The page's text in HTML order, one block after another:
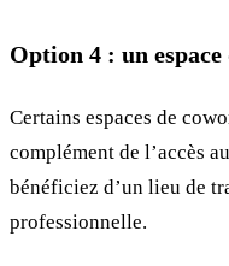
Option 4 : un
Certains espaces de
complément de l’accès
bénéficiez d’un lieu de
professionnelle.